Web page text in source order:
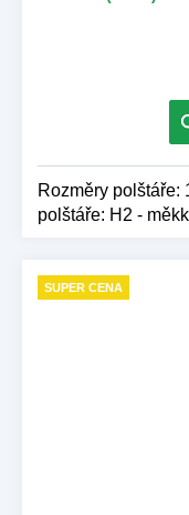
Rozměry
polštáře: H2 -
SUPER CENA